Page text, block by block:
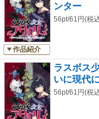
作品紹介
ンター
56pt/61円(税
ラスボス
いに現代
56pt/61円(税